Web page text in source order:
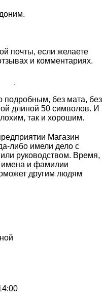
почты, если желаете
и комментариях.
подробным, без мата, без
длиной 50 символов. И
так и хорошим.
Магазин
либо имели дело с
руководством. Время,
имена и фамилии
другим людям